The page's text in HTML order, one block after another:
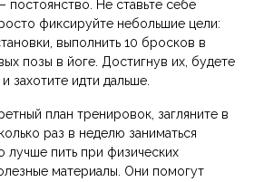
постоянство. Не ставьте себе
фиксируйте небольшие цели:
выполнить 10 бросков в
позы в йоге. Достигнув их, будете
захотите идти дальше.
план тренировок, загляните в
раз в неделю заниматься
лучше пить при физических
материалы. Они помогут